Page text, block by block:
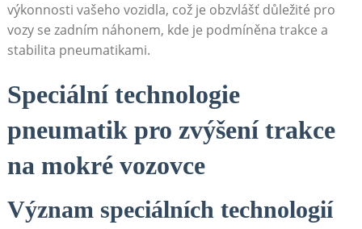
výkonnosti vašeho vozidla, což je obzvlášť důležité ​pro
vozy se zadním náhonem, kde⁢ je ⁣podmíněna trakce a
stabilita pneumatikami.
Speciální technologie⁣
pneumatik pro ⁢zvýšení‌ trakce
na mokré⁣ vozovce
Význam speciálních technologií